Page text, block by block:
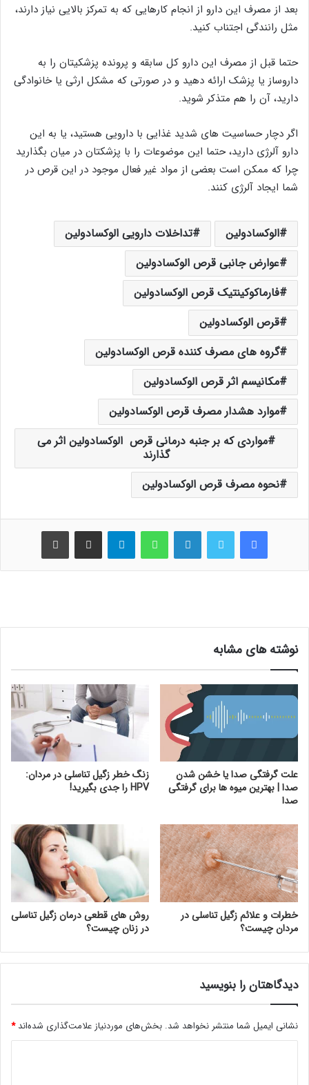
بعد از مصرف این دارو از انجام کارهایی که به تمرکز بالایی نیاز دارند،
مثل رانندگی اجتناب کنید.
حتما قبل از مصرف این دارو کل سابقه و پرونده پزشکیتان را به
داروساز یا پزشک ارائه دهید و در صورتی که مشکل ارثی یا خانوادگی
دارید، آن را هم متذکر شوید.
اگر دچار حساسیت های شدید غذایی با دارویی هستید، یا به این
دارو آلرژی دارید، حتما این موضوعات را با پزشکتان در میان بگذارید
چرا که ممکن است بعضی از مواد غیر فعال موجود در این قرص در
شما ایجاد آلرژی کنند.
الوکسادولین
تداخلات دارویی الوکسادولین
عوارض جانبی قرص الوکسادولین
فارماکوکینتیک قرص الوکسادولین
قرص الوکسادولین
گروه های مصرف کننده قرص الوکسادولین
مکانیسم اثر قرص الوکسادولین
موارد هشدار مصرف قرص الوکسادولین
مواردی که بر جنبه درمانی قرص الوکسادولین اثر می
گذارند
نحوه مصرف قرص الوکسادولین
فیس بوک لینکدین واتس آپ اشتراک گذاری از طریق ایمیل
نوشته های مشابه
علت گرفتگی صدا یا خشن شدن
صدا | بهترین میوه ها برای گرفتگی
صدا
زنگ خطر زگیل تناسلی در مردان:
HPV را جدی بگیرید!
خطرات و علائم زگیل تناسلی در
مردان چیست؟
روش های قطعی درمان زگیل تناسلی
در زنان چیست؟
دیدگاهتان را بنویسید
نشانی ایمیل شما منتشر نخواهد شد. بخش‌های موردنیاز علامت‌گذاری شده‌اند*